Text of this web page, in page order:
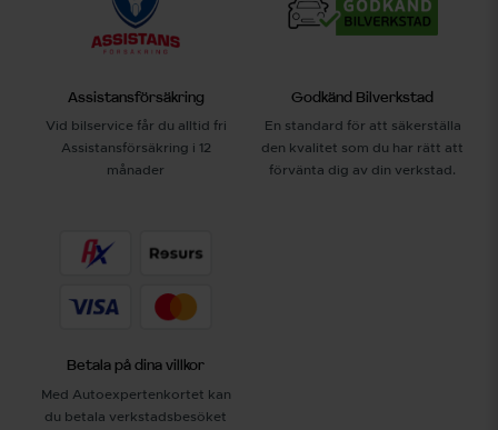
Assistansförsäkring
Vid bilservice får du alltid fri
Assistansförsäkring i 12
månader
Godkänd Bilverkstad
En standard för att säkerställa
den kvalitet som du har rätt att
förvänta dig av din verkstad.
Betala på dina villkor
Med Autoexpertenkortet kan
du betala verkstadsbesöket